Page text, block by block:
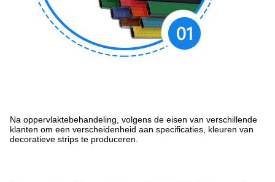
Na oppervlaktebehandeling, volgens de eisen van verschillende
klanten om een verscheidenheid aan specificaties, kleuren van
decoratieve strips te produceren.